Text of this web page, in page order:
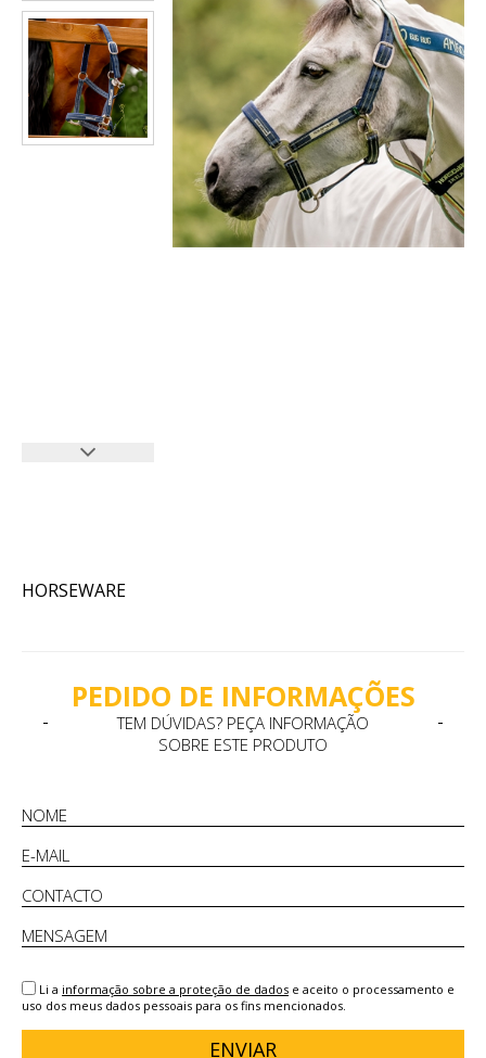
HORSEWARE
PEDIDO DE INFORMAÇÕES
TEM DÚVIDAS? PEÇA INFORMAÇÃO
SOBRE ESTE PRODUTO
Li a informação sobre a proteção de dados e aceito o processamento e
uso dos meus dados pessoais para os fins mencionados.
ENVIAR